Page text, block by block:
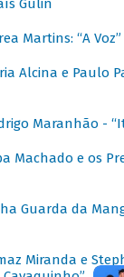
Gulin
Martins: “A Voz”
Alcina e Paulo
Maranhão -
Machado e os
Guarda da
Miranda e